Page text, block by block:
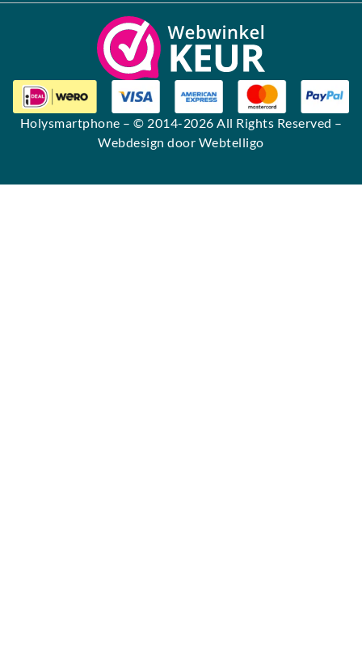
Holysmartphone – © 2014-2026 All Rights Reserved –
Webdesign door Webtelligo